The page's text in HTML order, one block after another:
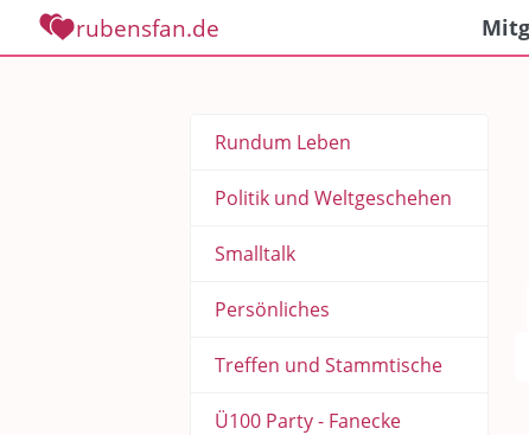
rubensfan.de
Rundum Leben
Politik und Weltgeschehen
Smalltalk
Persönliches
Treffen und Stammtische
Ü100 Party - Fanecke